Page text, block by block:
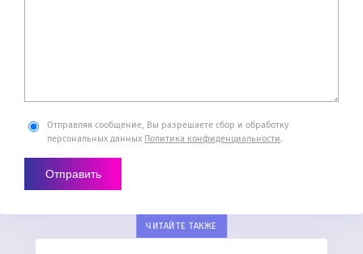
Отправляя сообщение, Вы разрешаете сбор и обработку
персональных данных Политика конфиденциальности.
ЧИТАЙТЕ ТАКЖЕ